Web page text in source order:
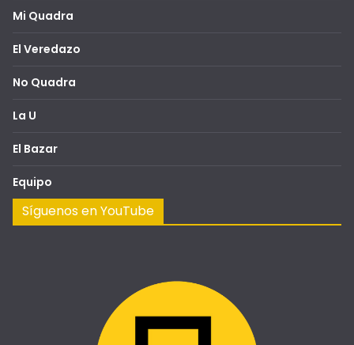
Mi Quadra
El Veredazo
No Quadra
La U
El Bazar
Equipo
Síguenos en YouTube